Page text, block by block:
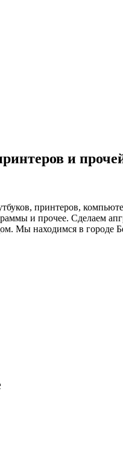
и
принтеров,
и прочее. Сделаем
Мы находимся в